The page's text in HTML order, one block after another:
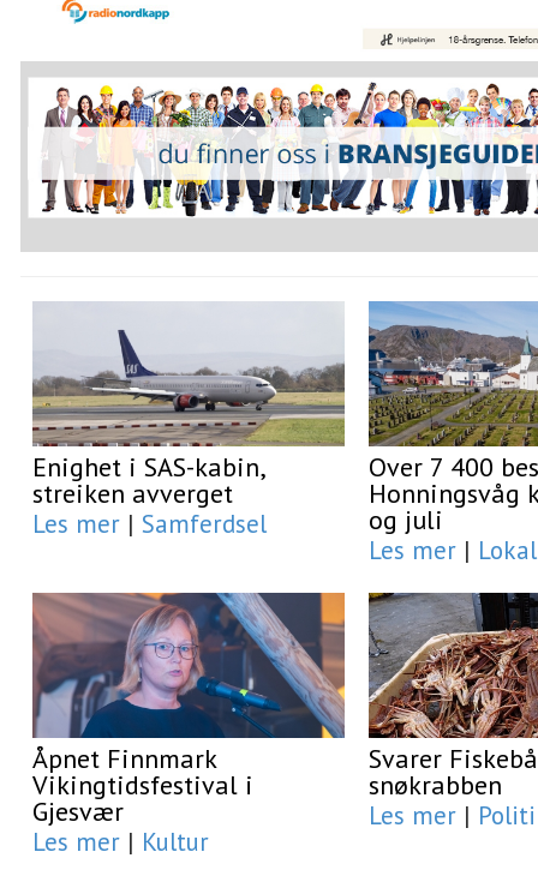
Enighet i SAS-kabin,
streiken avverget
Les mer | Samferdsel
Over 7 400
Honningsvåg
og juli
Les mer | Lokal
Åpnet Finnmark
Vikingtidsfestival i
Gjesvær
Les mer | Kultur
Svarer
snøkrabben
Les mer |